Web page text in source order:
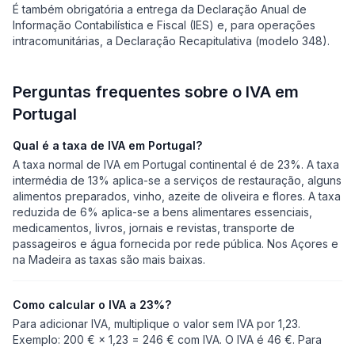
É também obrigatória a entrega da Declaração Anual de
Informação Contabilística e Fiscal (IES) e, para operações
intracomunitárias, a Declaração Recapitulativa (modelo 348).
Perguntas frequentes sobre o IVA em
Portugal
Qual é a taxa de IVA em Portugal?
A taxa normal de IVA em Portugal continental é de 23%. A taxa
intermédia de 13% aplica-se a serviços de restauração, alguns
alimentos preparados, vinho, azeite de oliveira e flores. A taxa
reduzida de 6% aplica-se a bens alimentares essenciais,
medicamentos, livros, jornais e revistas, transporte de
passageiros e água fornecida por rede pública. Nos Açores e
na Madeira as taxas são mais baixas.
Como calcular o IVA a 23%?
Para adicionar IVA, multiplique o valor sem IVA por 1,23.
Exemplo: 200 € × 1,23 = 246 € com IVA. O IVA é 46 €. Para